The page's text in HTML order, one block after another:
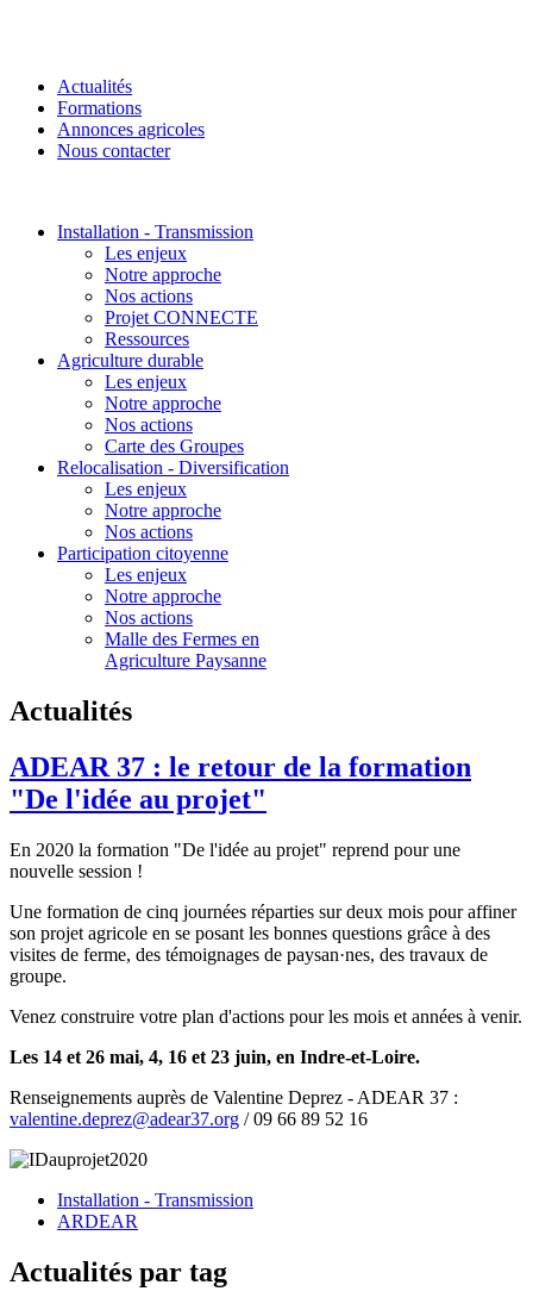
Actualités
Formations
Annonces agricoles
Nous contacter
Installation - Transmission
Les enjeux
Notre approche
Nos actions
Projet CONNECTE
Ressources
Agriculture durable
Les enjeux
Notre approche
Nos actions
Carte des Groupes
Relocalisation - Diversification
Les enjeux
Notre approche
Nos actions
Participation citoyenne
Les enjeux
Notre approche
Nos actions
Malle des Fermes en
Agriculture Paysanne
Actualités
ADEAR 37 : le retour de la formation
"De l'idée au projet"
En 2020 la formation "De l'idée au projet" reprend pour une
nouvelle session !
Une formation de cinq journées réparties sur deux mois pour affiner
son projet agricole en se posant les bonnes questions grâce à des
visites de ferme, des témoignages de paysan·nes, des travaux de
groupe.
Venez construire votre plan d'actions pour les mois et années à venir.
Les 14 et 26 mai, 4, 16 et 23 juin, en Indre-et-Loire.
Renseignements auprès de Valentine Deprez - ADEAR 37 :
valentine.deprez@adear37.org / 09 66 89 52 16
Installation - Transmission
ARDEAR
Actualités par tag